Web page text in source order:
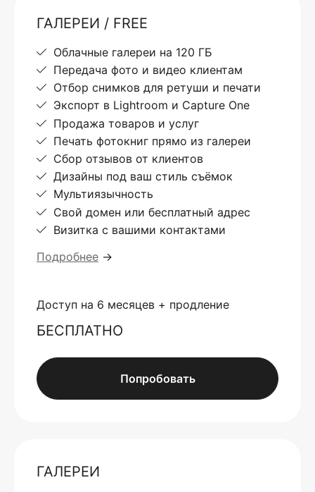
ГАЛЕРЕИ / FREE
Облачные галереи на 120 ГБ
Передача фото и видео клиентам
Отбор снимков для ретуши и печати
Экспорт в Lightroom и Capture One
Продажа товаров и услуг
Печать фотокниг прямо из галереи
Сбор отзывов от клиентов
Дизайны под ваш стиль съёмок
Мультиязычность
Свой домен или бесплатный адрес
Визитка с вашими контактами
Подробнее →
Доступ на 6 месяцев + продление
БЕСПЛАТНО
Попробовать
ГАЛЕРЕИ